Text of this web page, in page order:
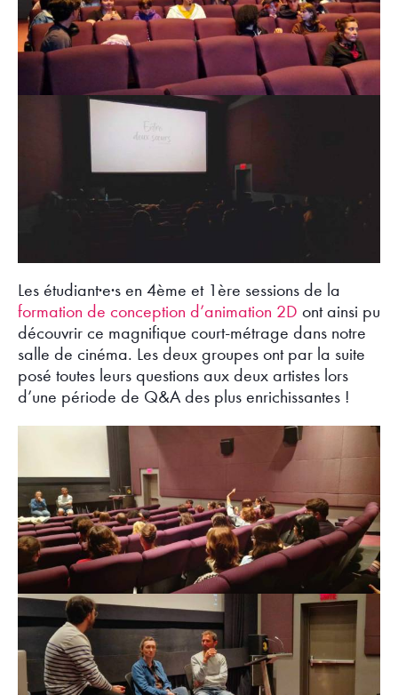
Les étudiant·e·s en 4ème et 1ère sessions de la
formation de conception d’animation 2D ont ainsi pu
découvrir ce magnifique court-métrage dans notre
salle de cinéma. Les deux groupes ont par la suite
posé toutes leurs questions aux deux artistes lors
d’une période de Q&A des plus enrichissantes !